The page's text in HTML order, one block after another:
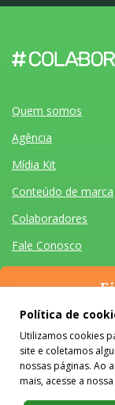
Quem somos
Agência
Mídia Kit
Conteúdo de marca
Colaboradores
Fale Conosco
Quem somos Agência
Desenvolvido por
O conteúdo do
Política de
Utilizamos cookies
site e coletamos
nossas páginas. Ao
mais, acesse a nossa
Pense na
colunistas e